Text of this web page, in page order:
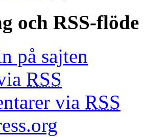
och RSS-flöde
på sajten
RSS
via RSS